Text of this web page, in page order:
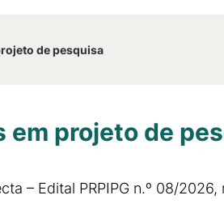
de pesquisa
projeto de
– Edital PRPIPG n.º 08/2026,